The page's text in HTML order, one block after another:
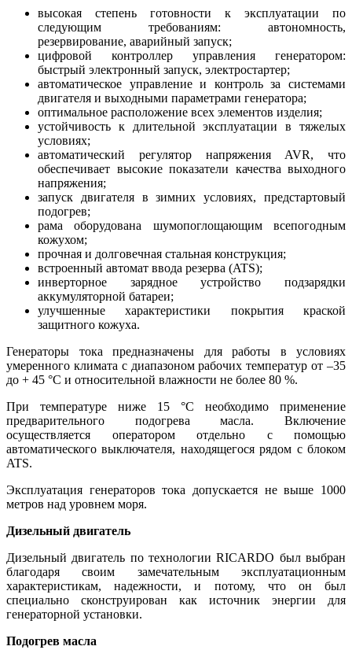
высокая степень готовности к эксплуатации по
следующим требованиям: автономность,
резервирование, аварийный запуск;
цифровой контроллер управления генератором:
быстрый электронный запуск, электростартер;
автоматическое управление и контроль за системами
двигателя и выходными параметрами генератора;
оптимальное расположение всех элементов изделия;
устойчивость к длительной эксплуатации в тяжелых
условиях;
автоматический регулятор напряжения AVR, что
обеспечивает высокие показатели качества выходного
напряжения;
запуск двигателя в зимних условиях, предстартовый
подогрев;
рама оборудована шумопоглощающим всепогодным
кожухом;
прочная и долговечная стальная конструкция;
встроенный автомат ввода резерва (ATS);
инверторное зарядное устройство подзарядки
аккумуляторной батареи;
улучшенные характеристики покрытия краской
защитного кожуха.
Генераторы тока предназначены для работы в условиях
умеренного климата с диапазоном рабочих температур от –35
до + 45 °С и относительной влажности не более 80 %.
При температуре ниже 15 °С необходимо применение
предварительного подогрева масла. Включение
осуществляется оператором отдельно с помощью
автоматического выключателя, находящегося рядом с блоком
ATS.
Эксплуатация генераторов тока допускается не выше 1000
метров над уровнем моря.
Дизельный двигатель
Дизельный двигатель по технологии RICARDO был выбран
благодаря своим замечательным эксплуатационным
характеристикам, надежности, и потому, что он был
специально сконструирован как источник энергии для
генераторной установки.
Подогрев масла